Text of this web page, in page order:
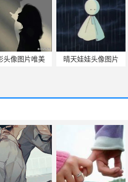
头像图片唯美 晴天娃娃头像图片